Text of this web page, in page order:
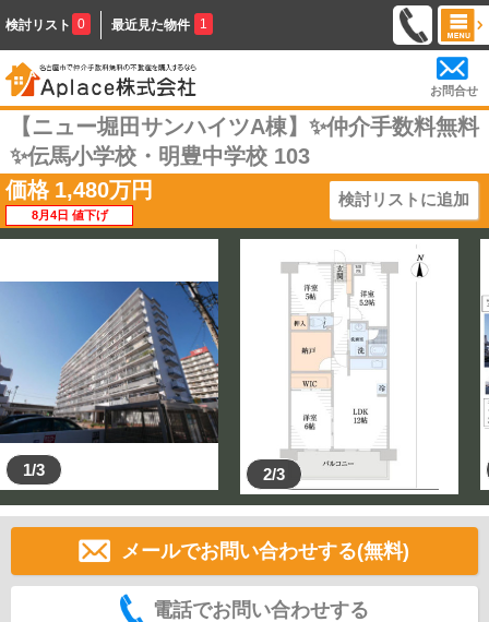
検討リスト 0 最近見た物件 1
お問合せ
【ニュー堀田サンハイツA棟】✨️仲介手数料無料
✨️伝馬小学校・明豊中学校 103
価格 1,480万円
8月4日 値下げ
検討リストに追加
1/3 2/3
メールでお問い合わせする(無料)
電話でお問い合わせする